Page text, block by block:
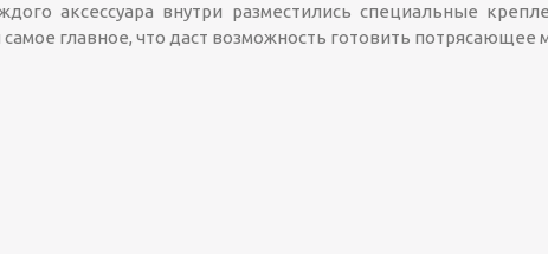
аксессуара внутри разместились специальные
главное, что даст возможность готовить потрясающее